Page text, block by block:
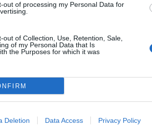
out of processing my Personal Data for
out of Collection, Use, Retention, Sale,
of my Personal Data that Is
the Purposes for which it was
Deletion Data Access Privacy Policy